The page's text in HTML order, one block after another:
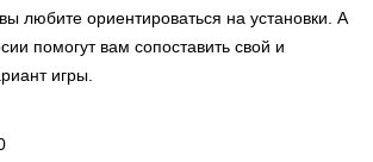
любите ориентироваться на установки. А
помогут вам сопоставить свой и
игры.